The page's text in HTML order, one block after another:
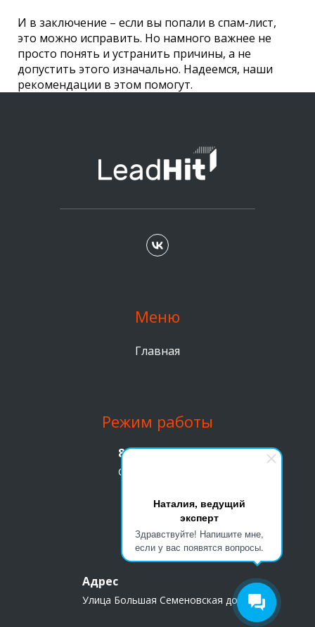
Наталия, ведущий
эксперт
Здравствуйте! Напишите мне,
если у вас появятся вопросы.
И в заключение – если вы попали в спам-лист,
это можно исправить. Но намного важнее не
просто понять и устранить причины, а не
допустить этого изначально. Надеемся, наши
рекомендации в этом помогут.
Меню
Главная
Режим работы
8 (499) 391 90 47
С 9 утра до 19 вечера
Адрес
Адрес
Улица Большая Семеновская дом 45